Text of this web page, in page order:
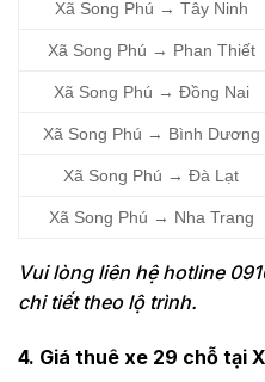
Xã Song Phú → Tây Ninh
Xã Song Phú → Phan Thiết
Xã Song Phú → Đồng Nai
Xã Song Phú → Bình Dương
Xã Song Phú → Đà Lạt
Xã Song Phú → Nha Trang
Vui lòng liên hệ hotline
chi tiết theo lộ trình.
4. Giá thuê xe 29 chỗ tại